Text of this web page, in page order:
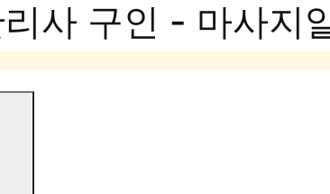
사 구인 - 마사지